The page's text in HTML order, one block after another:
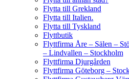
Flytta till Grekland
Flytta till Italien.
Flytta till Tyskland
Flyttbutik
Flyttfirma Åre – Sälen –
– Lindvallen – Stockholm
Flyttfirma Djurgården
Flyttfirma Göteborg –